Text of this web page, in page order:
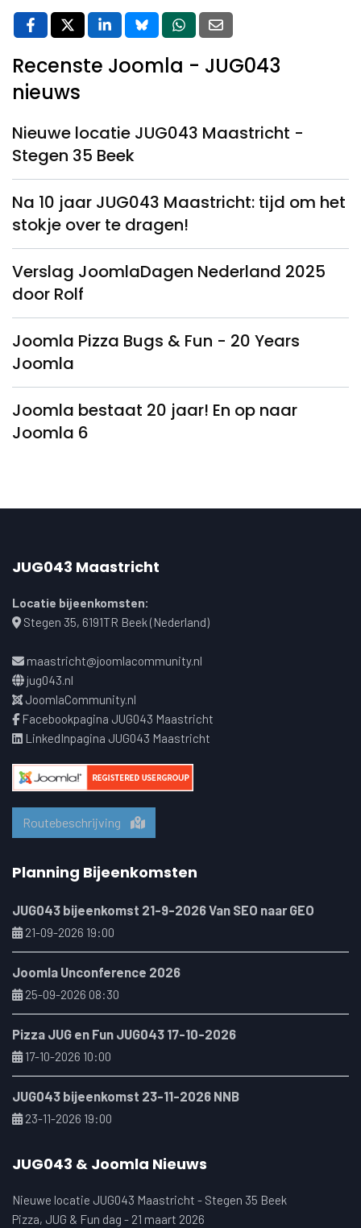
Recenste Joomla - JUG043
nieuws
Nieuwe locatie JUG043 Maastricht -
Stegen 35 Beek
Na 10 jaar JUG043 Maastricht: tijd om het
stokje over te dragen!
Verslag JoomlaDagen Nederland 2025
door Rolf
Joomla Pizza Bugs & Fun - 20 Years
Joomla
Joomla bestaat 20 jaar! En op naar
Joomla 6
JUG043 Maastricht
Locatie bijeenkomsten:
Stegen 35, 6191TR Beek (Nederland)
maastricht@joomlacommunity.nl
jug043.nl
JoomlaCommunity.nl
Facebookpagina JUG043 Maastricht
LinkedInpagina JUG043 Maastricht
Routebeschrijving
Planning Bijeenkomsten
JUG043 bijeenkomst 21-9-2026 Van SEO naar GEO
21-09-2026 19:00
Joomla Unconference 2026
25-09-2026 08:30
Pizza JUG en Fun JUG043 17-10-2026
17-10-2026 10:00
JUG043 bijeenkomst 23-11-2026 NNB
23-11-2026 19:00
JUG043 & Joomla Nieuws
Nieuwe locatie JUG043 Maastricht - Stegen 35 Beek
Pizza, JUG & Fun dag - 21 maart 2026